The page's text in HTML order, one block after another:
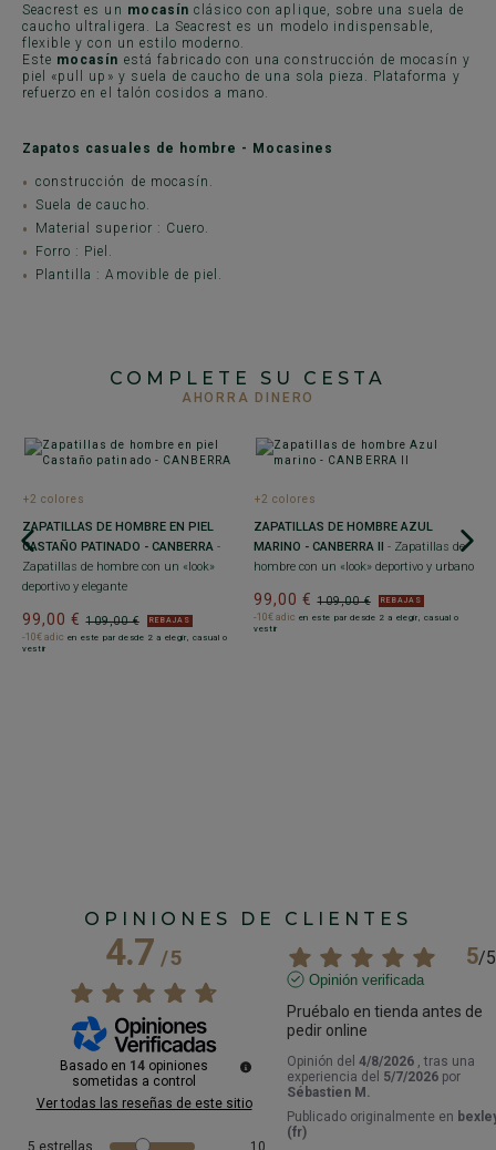
Seacrest es un mocasín clásico con aplique, sobre una suela de
caucho ultraligera. La Seacrest es un modelo indispensable,
flexible y con un estilo moderno.
Este mocasín está fabricado con una construcción de mocasín y
piel «pull up» y suela de caucho de una sola pieza. Plataforma y
refuerzo en el talón cosidos a mano.
Zapatos casuales de hombre - Mocasines
construcción de mocasín.
Suela de caucho.
Material superior : Cuero.
Forro : Piel.
Plantilla : Amovible de piel.
COMPLETE SU CESTA
AHORRA DINERO
+2 colores
ZAPATILLAS DE HOMBRE EN PIEL
CASTAÑO PATINADO - CANBERRA -
Zapatillas de hombre con un «look»
deportivo y elegante
109,00 €
99,00 € REBAJAS
-10€ adic en este par desde 2 a elegir, casual o
vestir
+2 colores
ZAPATILLAS DE HOMBRE AZUL
MARINO - CANBERRA II
- Zapatillas de
hombre con un «look» deportivo y urbano
109,00 €
99,00 € REBAJAS
-10€ adic en este par desde 2 a elegir, casual o
vestir
OPINIONES DE CLIENTES
4.7/5
Basado en 14 opiniones
sometidas a control
Ver todas las reseñas de este sitio
5 estrellas 10
5/5
Opinión verificada
Pruébalo en tienda antes de
pedir online
Opinión del 4/8/2026 , tras una
experiencia del 5/7/2026 por
Sébastien M.
Publicado originalmente en
(fr)